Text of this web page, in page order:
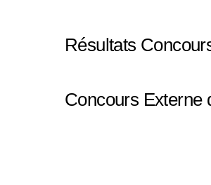
Résultats
Concours Externe